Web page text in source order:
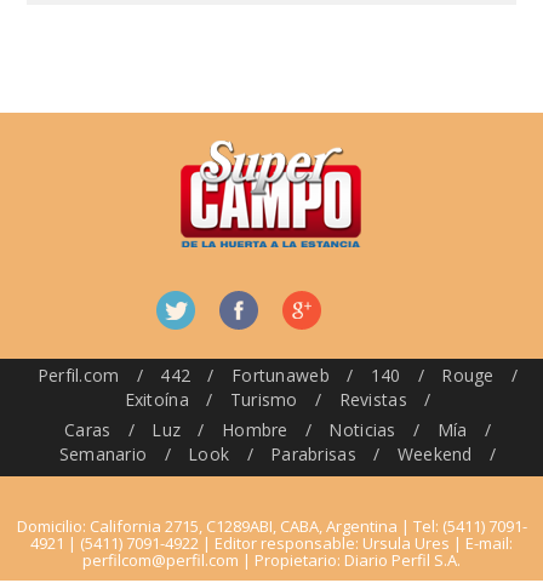
Perfil.com / 442 / Fortunaweb / 140 / Rouge
/
Exitoína
/ Turismo / Revistas
/
Caras
/ Luz / Hombre / Noticias / Mía
/
Semanario
/ Look / Parabrisas / Weekend /
Domicilio: California 2715, C1289ABI, CABA, Argentina | Tel: (5411) 7091-
4921 | (5411) 7091-4922 | Editor responsable: Ursula Ures | E-mail:
perfilcom@perfil.com | Propietario: Diario Perfil S.A.